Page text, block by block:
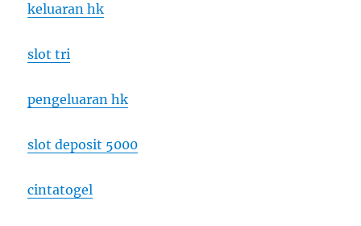
keluaran hk
slot tri
pengeluaran hk
slot deposit 5000
cintatogel